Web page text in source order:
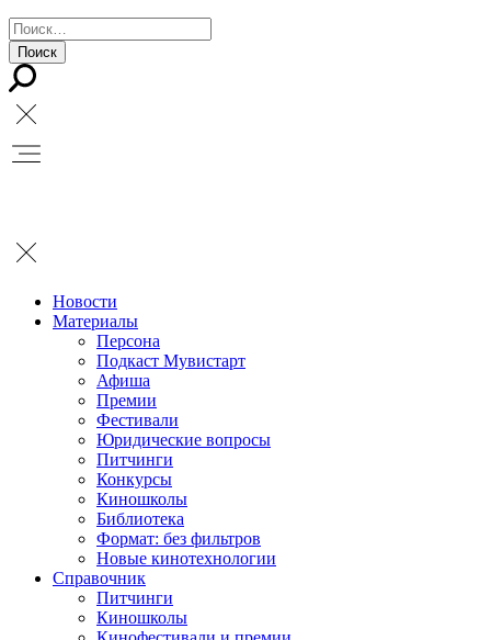
Новости
Материалы
Персона
Подкаст Мувистарт
Афиша
Премии
Фестивали
Юридические вопросы
Питчинги
Конкурсы
Киношколы
Библиотека
Формат: без фильтров
Новые кинотехнологии
Справочник
Питчинги
Киношколы